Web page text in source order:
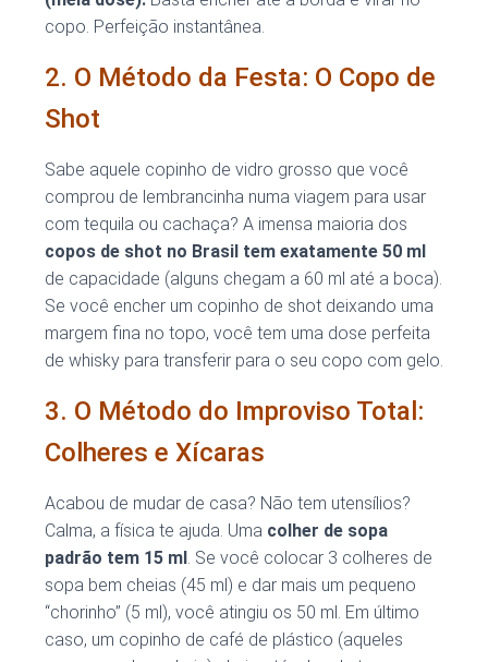
copo. Perfeição instantânea.
2. O Método da Festa: O Copo de
Shot
Sabe aquele copinho de vidro grosso que você
comprou de lembrancinha numa viagem para usar
com tequila ou cachaça? A imensa maioria dos
copos de shot no Brasil tem exatamente 50 ml
de capacidade (alguns chegam a 60 ml até a boca).
Se você encher um copinho de shot deixando uma
margem fina no topo, você tem uma dose perfeita
de whisky para transferir para o seu copo com gelo.
3. O Método do Improviso Total:
Colheres e Xícaras
Acabou de mudar de casa? Não tem utensílios?
Calma, a física te ajuda. Uma colher de sopa
padrão tem 15 ml. Se você colocar 3 colheres de
sopa bem cheias (45 ml) e dar mais um pequeno
“chorinho” (5 ml), você atingiu os 50 ml. Em último
caso, um copinho de café de plástico (aqueles